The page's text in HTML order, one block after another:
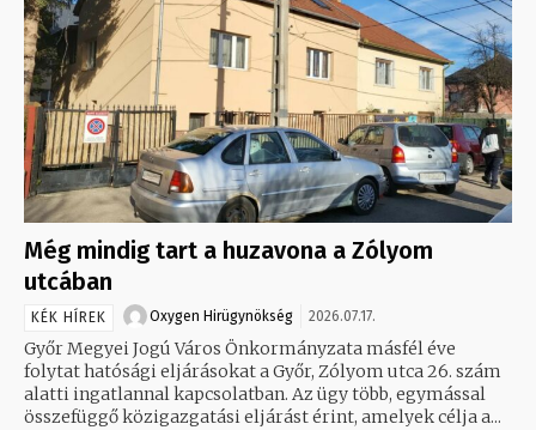
Még mindig tart a huzavona a Zólyom
utcában
KÉK HÍREK Oxygen Hirügynökség 2026.07.17.
Győr Megyei Jogú Város Önkormányzata másfél éve
folytat hatósági eljárásokat a Győr, Zólyom utca 26. szám
alatti ingatlannal kapcsolatban. Az ügy több, egymással
összefüggő közigazgatási eljárást érint, amelyek célja a...